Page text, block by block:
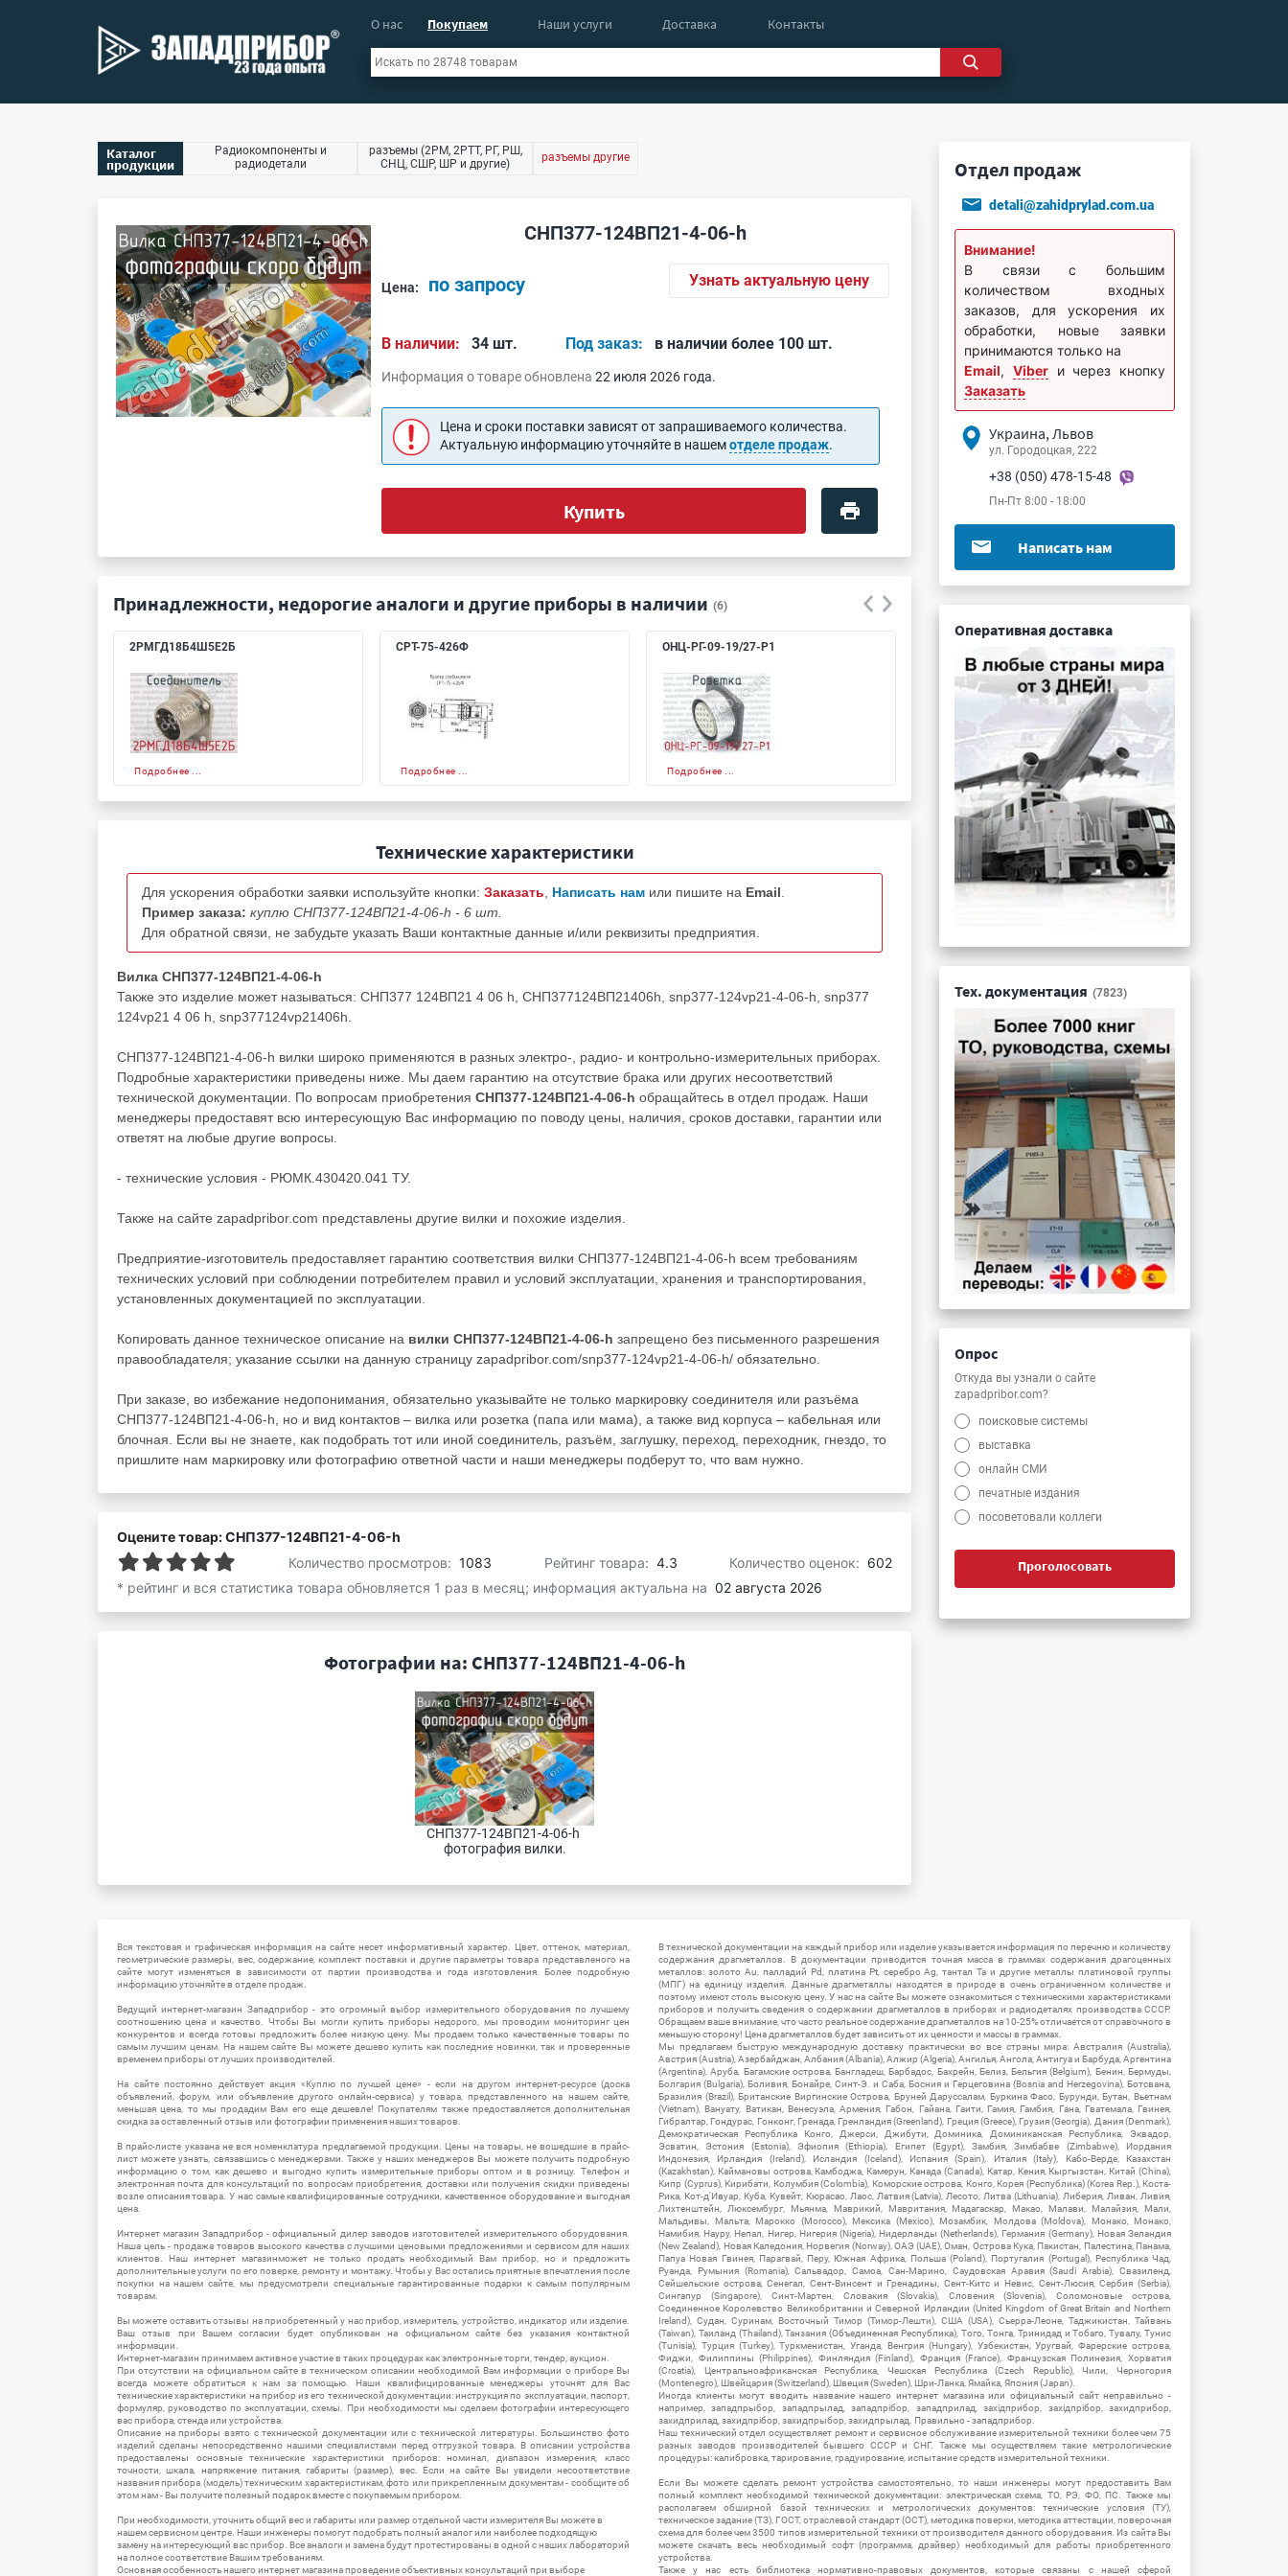
О нас Покупаем Наши услуги Доставка Контакты
Каталог
продукции
Радиокомпоненты и
радиодетали
разъемы (2РМ, 2РТТ, РГ, РШ,
СНЦ, СШР, ШР и другие)
разъемы другие
СНП377-124ВП21-4-06-h
Цена: по запросу Узнать актуальную цену
В наличии: 34 шт. Под заказ: в наличии более 100 шт.
Информация о товаре обновлена22 июля 2026 года.
Цена и сроки поставки зависят от запрашиваемого количества.
Актуальную информацию уточняйте в нашемотделе продаж.
Купить
Принадлежности, недорогие аналоги и другие приборы в наличии (6)
2РМГД18Б4Ш5Е2Б
Подробнее ...
СРТ-75-426Ф
Подробнее ...
ОНЦ-РГ-09-19/27-Р1
Подробнее ...
СНП339-76РП11-8б-Ф4
Подробнее ...
Технические характеристики
Для ускорения обработки заявки используйте кнопки: Заказать Написать нам или пишите на Email
Пример заказа: куплю СНП377-124ВП21-4-06-h - 6 шт.
Для обратной связи, не забудьте указать Ваши контактные данные и/или реквизиты предприятия.
Вилка СНП377-124ВП21-4-06-h
Также это изделие может называться: СНП377 124ВП21 4 06 h, СНП377124ВП21406h, snp377-124vp21-4-06-h, snp377
124vp21 4 06 h, snp377124vp21406h.
СНП377-124ВП21-4-06-h вилки широко применяются в разных электро-, радио- и контрольно-измерительных приборах.
Подробные характеристики приведены ниже. Мы даем гарантию на отсутствие брака или других несоответствий
технической документации. По вопросам приобретения СНП377-124ВП21-4-06-h обращайтесь в отдел продаж. Наши
менеджеры предоставят всю интересующую Вас информацию по поводу цены, наличия, сроков доставки, гарантии или
ответят на любые другие вопросы.
- технические условия - РЮМК.430420.041 ТУ.
Также на сайте zapadpribor.com представлены другие вилки и похожие изделия.
Предприятие-изготовитель предоставляет гарантию соответствия вилки СНП377-124ВП21-4-06-h всем требованиям
технических условий при соблюдении потребителем правил и условий эксплуатации, хранения и транспортирования,
установленных документацией по эксплуатации.
Копировать данное техническое описание на вилки СНП377-124ВП21-4-06-h запрещено без письменного разрешения
правообладателя; указание ссылки на данную страницу zapadpribor.com/snp377-124vp21-4-06-h/ обязательно.
При заказе, во избежание недопонимания, обязательно указывайте не только маркировку соединителя или разъёма
СНП377-124ВП21-4-06-h, но и вид контактов – вилка или розетка (папа или мама), а также вид корпуса – кабельная или
блочная. Если вы не знаете, как подобрать тот или иной соединитель, разъём, заглушку, переход, переходник, гнездо, то
пришлите нам маркировку или фотографию ответной части и наши менеджеры подберут то, что вам нужно.
Оцените товар: СНП377-124ВП21-4-06-h
Количество просмотров: 1083 Рейтинг товара: 4.3 Количество оценок: 602
* рейтинг и вся статистика товара обновляется 1 раз в месяц; информация актуальна на 02 августа 2026
Фотографии на: СНП377-124ВП21-4-06-h
СНП377-124ВП21-4-06-h
фотография вилки.
Отдел продаж
detali@zahidprylad.com.ua
Внимание!
В связи с большим
количеством входных
заказов, для ускорения их
обработки, новые заявки
принимаются только на
Email, Viberи через кнопку
Заказать
Украина, Львов
ул. Городоцкая, 222
+38 (050) 478-15-48
Пн-Пт 8:00 - 18:00
Написать нам
Оперативная доставка
Тех. документация (7823)
Опрос
Откуда вы узнали о сайте
zapadpribor.com?
поисковые системы
выставка
онлайн СМИ
печатные издания
посоветовали коллеги
Проголосовать
Вся текстовая и графическая информация на сайте несет информативный характер. Цвет, оттенок, материал,
геометрические размеры, вес, содержание, комплект поставки и другие параметры товара представленого на
сайте могут изменяться в зависимости от партии производства и года изготовления. Более подробную
информацию уточняйте в отделе продаж.
Ведущий интернет-магазин Западприбор - это огромный выбор измерительного оборудования по лучшему
соотношению цена и качество. Чтобы Вы могли купить приборы недорого, мы проводим мониторинг цен
конкурентов и всегда готовы предложить более низкую цену. Мы продаем только качественные товары по
самым лучшим ценам. На нашем сайте Вы можете дешево купить как последние новинки, так и проверенные
временем приборы от лучших производителей.
На сайте постоянно действует акция «Куплю по лучшей цене» - если на другом интернет-ресурсе (доска
объявлений, форум, или объявление другого онлайн-сервиса) у товара, представленного на нашем сайте,
меньшая цена, то мы продадим Вам его еще дешевле! Покупателям также предоставляется дополнительная
скидка за оставленный отзыв или фотографии применения наших товаров.
В прайс-листе указана не вся номенклатура предлагаемой продукции. Цены на товары, не вошедшие в прайс-
лист можете узнать, связавшись с менеджерами. Также у наших менеджеров Вы можете получить подробную
информацию о том, как дешево и выгодно купить измерительные приборы оптом и в розницу. Телефон и
электронная почта для консультаций по вопросам приобретения, доставки или получения скидки приведены
возле описания товара. У нас самые квалифицированные сотрудники, качественное оборудование и выгодная
цена.
Интернет магазин Западприбор - официальный дилер заводов изготовителей измерительного оборудования.
Наша цель - продажа товаров высокого качества с лучшими ценовыми предложениями и сервисом для наших
клиентов. Наш интернет магазинможет не только продать необходимый Вам прибор, но и предложить
дополнительные услуги по его поверке, ремонту и монтажу. Чтобы у Вас остались приятные впечатления после
покупки на нашем сайте, мы предусмотрели специальные гарантированные подарки к самым популярным
товарам.
Вы можете оставить отзывы на приобретенный у нас прибор, измеритель, устройство, индикатор или изделие.
Ваш отзыв при Вашем согласии будет опубликован на официальном сайте без указания контактной
информации.
Интернет-магазин принимаем активное участие в таких процедурах как электронные торги, тендер, аукцион.
При отсутствии на официальном сайте в техническом описании необходимой Вам информации о приборе Вы
всегда можете обратиться к нам за помощью. Наши квалифицированные менеджеры уточнят для Вас
технические характеристики на прибор из его технической документации: инструкция по эксплуатации, паспорт,
формуляр, руководство по эксплуатации, схемы. При необходимости мы сделаем фотографии интересующего
вас прибора, стенда или устройства.
Описание на приборы взято с технической документации или с технической литературы. Большинство фото
изделий сделаны непосредственно нашими специалистами перед отгрузкой товара. В описании устройства
предоставлены основные технические характеристики приборов: номинал, диапазон измерения, класс
точности, шкала, напряжение питания, габариты (размер), вес. Если на сайте Вы увидели несоответствие
названия прибора (модель) техническим характеристикам, фото или прикрепленным документам - сообщите об
этом нам - Вы получите полезный подарок вместе с покупаемым прибором.
При необходимости, уточнить общий вес и габариты или размер отдельной части измерителя Вы можете в
нашем сервисном центре. Наши инженеры помогут подобрать полный аналог или наиболее подходящую
замену на интересующий вас прибор. Все аналоги и замена будут протестированы в одной с наших лабораторий
на полное соответствие Вашим требованиям.
Основная особенность нашего интернет магазина проведение объективных консультаций при выборе
В технической документации на каждый прибор или изделие указывается информация по перечню и количеству
содержания драгметаллов. В документации приводится точная масса в граммах содержания драгоценных
металлов: золото Au, палладий Pd, платина Pt, серебро Ag, тантал Ta и другие металлы платиновой группы
(МПГ) на единицу изделия. Данные драгметаллы находятся в природе в очень ограниченном количестве и
поэтому имеют столь высокую цену. У нас на сайте Вы можете ознакомиться с техническими характеристиками
приборов и получить сведения о содержании драгметаллов в приборах и радиодеталях производства СССР.
Обращаем ваше внимание, что часто реальное содержание драгметаллов на 10-25% отличается от справочного в
меньшую сторону! Цена драгметаллов будет зависить от их ценности и массы в граммах.
Мы предлагаем быструю международную доставку практически во все страны мира: Австралия (Australia),
Австрия (Austria), Азербайджан, Албания (Albania), Алжир (Algeria), Ангилья, Ангола, Антигуа и Барбуда, Аргентина
(Argentina), Аруба, Багамские острова, Бангладеш, Барбадос, Бахрейн, Белиз, Бельгия (Belgium), Бенин, Бермуды,
Болгария (Bulgaria), Боливия, Бонайре, Синт-Э. и Саба, Босния и Герцеговина (Bosnia and Herzegovina), Ботсвана,
Бразилия (Brazil), Британские Виргинские Острова, Бруней Даруссалам, Буркина Фасо, Бурунди, Бутан, Вьетнам
(Vietnam), Вануату, Ватикан, Венесуэла, Армения, Габон, Гайана, Гаити, Гамия, Гамбия, Гана, Гватемала, Гвинея,
Гибралтар, Гондурас, Гонконг, Гренада, Гренландия (Greenland), Греция (Greece), Грузия (Georgia), Дания (Denmark),
Демократическая Республика Конго, Джерси, Джибути, Доминика, Доминиканская Республика, Эквадор,
Эсватин, Эстония (Estonia), Эфиопия (Ethiopia), Египет (Egypt), Замбия, Зимбабве (Zimbabwe), Иордания
Индонезия, Ирландия (Ireland), Исландия (Iceland), Испания (Spain), Италия (Italy), Кабо-Верде, Казахстан
(Kazakhstan), Каймановы острова, Камбоджа, Камерун, Канада (Canada), Катар, Кения, Кыргызстан, Китай (China),
Кипр (Cyprus), Кирибати, Колумбия (Colombia), Коморские острова, Конго, Корея (Республика) (Korea Rep.), Коста-
Рика, Кот-д'Ивуар, Куба, Кувейт, Кюрасао, Лаос, Латвия (Latvia), Лесото, Литва (Lithuania), Либерия, Ливан, Ливия,
Лихтенштейн, Люксембург, Мьянма, Маврикий, Мавритания, Мадагаскар, Макао, Малави, Малайзия, Мали,
Мальдивы, Мальта, Марокко (Morocco), Мексика (Mexico), Мозамбик, Молдова (Moldova), Монако, Монако,
Намибия, Науру, Непал, Нигер, Нигерия (Nigeria), Нидерланды (Netherlands), Германия (Germany), Новая Зеландия
(New Zealand), Новая Каледония, Норвегия (Norway), ОАЭ (UAE), Оман, Острова Кука, Пакистан, Палестина, Панама,
Папуа Новая Гвинея, Парагвай, Перу, Южная Африка, Польша (Poland), Португалия (Portugal), Республика Чад,
Руанда, Румыния (Romania), Сальвадор, Самоа, Сан-Марино, Саудовская Аравия (Saudi Arabia), Свазиленд,
Сейшельские острова, Сенегал, Сент-Винсент и Гренадины, Сент-Китс и Невис, Сент-Люсия, Сербия (Serbia),
Сингапур (Singapore), Синт-Мартен, Словакия (Slovakia), Словения (Slovenia), Соломоновые острова,
Соединенное Королевство Великобритании и Северной Ирландии (United Kingdom of Great Britain and Northern
Ireland), Судан, Суринам, Восточный Тимор (Тимор-Лешти), США (USA), Сьерра-Леоне, Таджикистан, Тайвань
(Taiwan), Таиланд (Thailand), Танзания (Объединенная Республика), Того, Тонга, Тринидад и Тобаго, Тувалу, Тунис
(Tunisia), Турция (Turkey), Туркменистан, Уганда, Венгрия (Hungary), Узбекистан, Уругвай, Фарерские острова,
Фиджи, Филиппины (Philippines), Финляндия (Finland), Франция (France), Французская Полинезия, Хорватия
(Croatia), Центральноафриканская Республика, Чешская Республика (Czech Republic), Чили, Черногория
(Montenegro), Швейцария (Switzerland), Швеция (Sweden), Шри-Ланка, Ямайка, Япония (Japan).
Иногда клиенты могут вводить название нашего интернет магазина или официальный сайт неправильно -
например, западпрыбор, западпрылад, западпрібор, западприлад, західприбор, західпрібор, захидприбор,
захидприлад, захидпрібор, захидпрыбор, захидпрылад. Правильно - западприбор.
Наш технический отдел осуществляет ремонт и сервисное обслуживание измерительной техники более чем 75
разных заводов производителей бывшего СССР и СНГ. Также мы осуществляем такие метрологические
процедуры: калибровка, тарирование, градуирование, испытание средств измерительной техники.
Если Вы можете сделать ремонт устройства самостоятельно, то наши инженеры могут предоставить Вам
полный комплект необходимой технической документации: электрическая схема, ТО, РЭ, ФО, ПС. Также мы
располагаем обширной базой технических и метрологических документов: технические условия (ТУ),
техническое задание (ТЗ), ГОСТ, отраслевой стандарт (ОСТ), методика поверки, методика аттестации, поверочная
схема для более чем 3500 типов измерительной техники от производителя данного оборудования. Из сайта Вы
можете скачать весь необходимый софт (программа, драйвер) необходимый для работы приобретенного
устройства.
Также у нас есть библиотека нормативно-правовых документов, которые связаны с нашей сферой